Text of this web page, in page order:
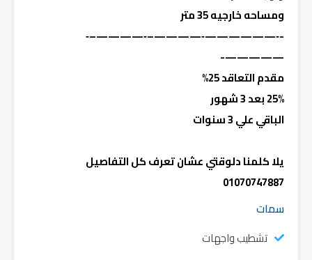
ومساحه خارجيه 35 متر
-‐——————‐————–‐————–‐
—————-
مقدم التعاقد 25%
25% بعد 3 شهور
الباقي علي 3 سنوات
يلا كلمنا دلوقتي عشان تعرف كل التفاصيل
01070747887
سمات
تشطيب واجهات